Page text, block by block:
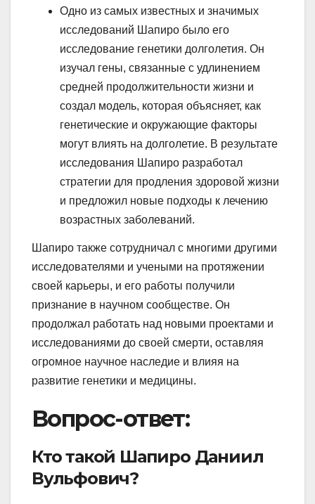
Одно из самых известных и значимых
исследований Шапиро было его
исследование генетики долголетия. Он
изучал гены, связанные с удлинением
средней продолжительности жизни и
создал модель, которая объясняет, как
генетические и окружающие факторы
могут влиять на долголетие. В результате
исследования Шапиро разработал
стратегии для продления здоровой жизни
и предложил новые подходы к лечению
возрастных заболеваний.
Шапиро также сотрудничал с многими другими
исследователями и учеными на протяжении
своей карьеры, и его работы получили
признание в научном сообществе. Он
продолжал работать над новыми проектами и
исследованиями до своей смерти, оставляя
огромное научное наследие и влияя на
развитие генетики и медицины.
Вопрос-ответ:
Кто такой Шапиро Даниил
Вульфович?